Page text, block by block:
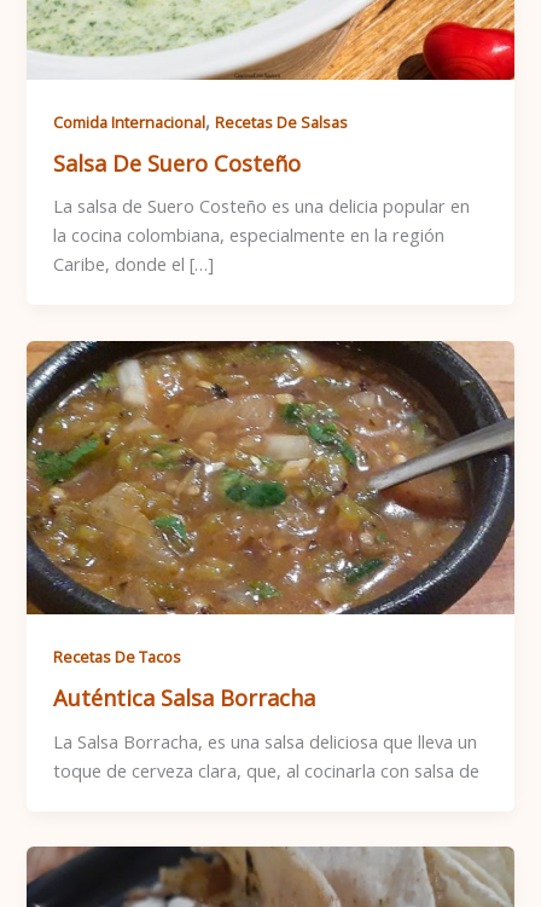
Comida Internacional,Recetas De Salsas
Salsa De Suero Costeño
La salsa de Suero Costeño es una delicia popular en
la cocina colombiana, especialmente en la región
Caribe, donde el […]
Recetas De Tacos
Auténtica Salsa Borracha
La Salsa Borracha, es una salsa deliciosa que lleva un
toque de cerveza clara, que, al cocinarla con salsa de